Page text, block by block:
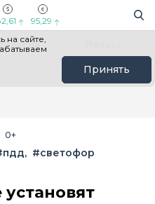
95,29
на сайте,
Принять
России
0+
#светофор